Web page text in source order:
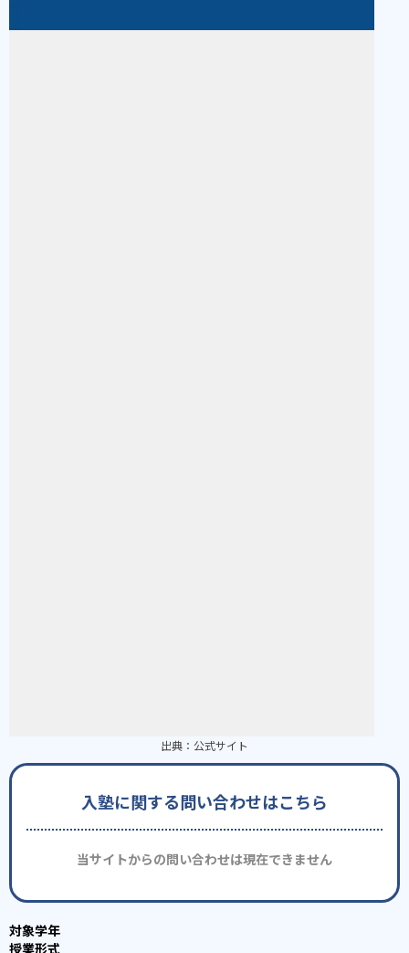
出典： 公式サイト
入塾に関する問い合わせはこちら
当サイトからの問い合わせは現在できません